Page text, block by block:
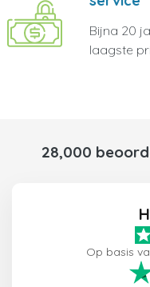
Bijna 20
laagste
28,000
Op basis